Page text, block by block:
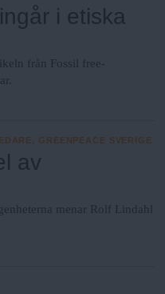
i etiska
från Fossil free-
GREENPEACE SVERIGE
av
menar Rolf Lindahl